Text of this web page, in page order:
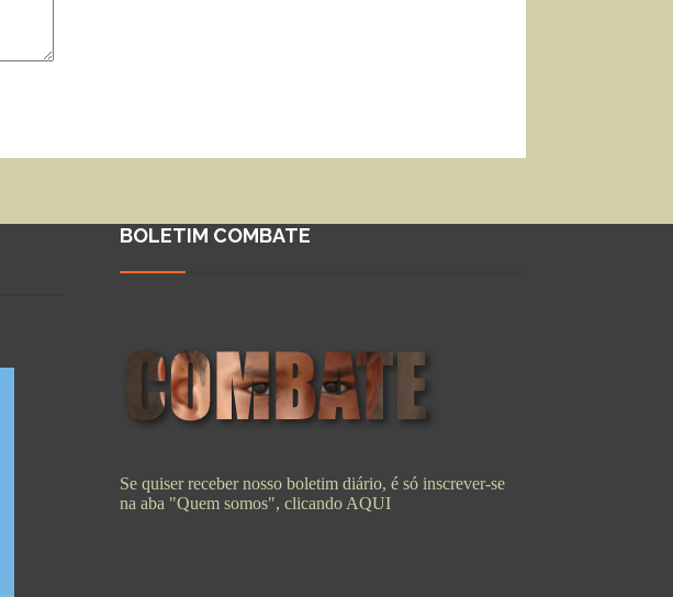
BOLETIM COMBATE
Se quiser receber nosso boletim diário, é só inscrever-se
na aba "Quem somos", clicando AQUI